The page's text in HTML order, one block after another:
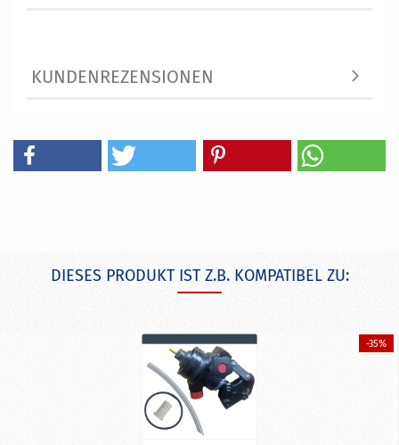
KUNDENREZENSIONEN
DIESES PRODUKT IST Z.B. KOMPATIBEL ZU:
-35%